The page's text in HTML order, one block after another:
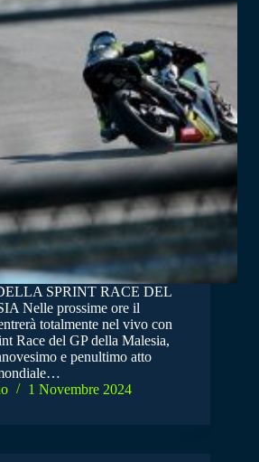
SPRINT RACE DEL
Nelle prossime ore il
totalmente nel vivo con
Race del GP della Malesia,
e penultimo atto
1 Novembre 2024